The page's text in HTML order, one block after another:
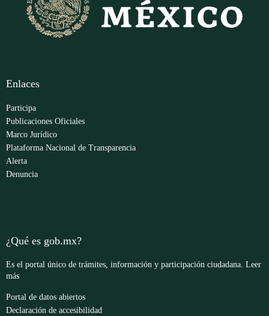
Enlaces
Participa
Publicaciones Oficiales
Marco Jurídico
Plataforma Nacional de Transparencia
Alerta
Denuncia
¿Qué es gob.mx?
Es el portal único de trámites, información y participación ciudadana. Leer
más
Portal de datos abiertos
Declaración de accesibilidad